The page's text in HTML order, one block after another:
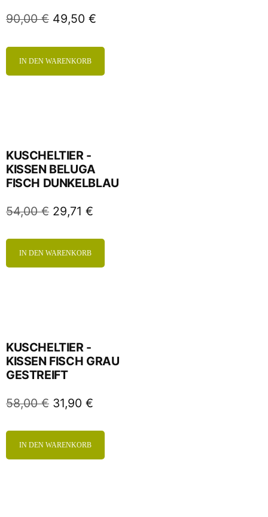
90,00€ 49,50 €
IN DEN WARENKORB
KUSCHELTIER -
KISSEN BELUGA
FISCH DUNKELBLAU
54,00€ 29,71 €
IN DEN WARENKORB
KUSCHELTIER -
KISSEN FISCH GRAU
GESTREIFT
58,00€ 31,90 €
IN DEN WARENKORB